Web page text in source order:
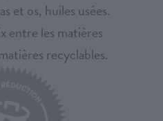
et os, huiles usées.
entre les matières
recyclables.